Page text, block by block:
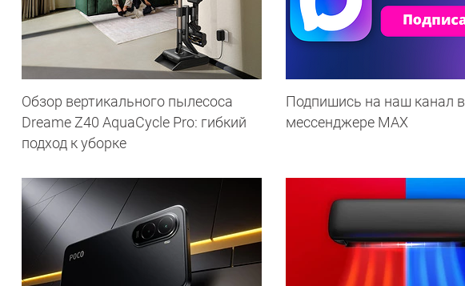
Обзор вертикального пылесоса
Dreame Z40 AquaCycle Pro: гибкий
подход к уборке
Подпишись на наш канал в
мессенджере МАХ